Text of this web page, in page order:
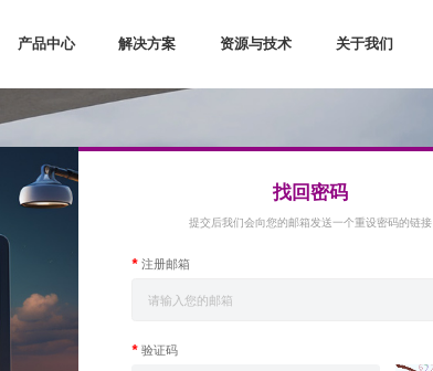
产品中心
Logos Family
解决方案 资源与技术
大学计划
关于我们
招聘信息
联系我们
找回密码
提交后我们会向您的邮箱发送一个重设密码的链接
* 注册邮箱
* 验证码